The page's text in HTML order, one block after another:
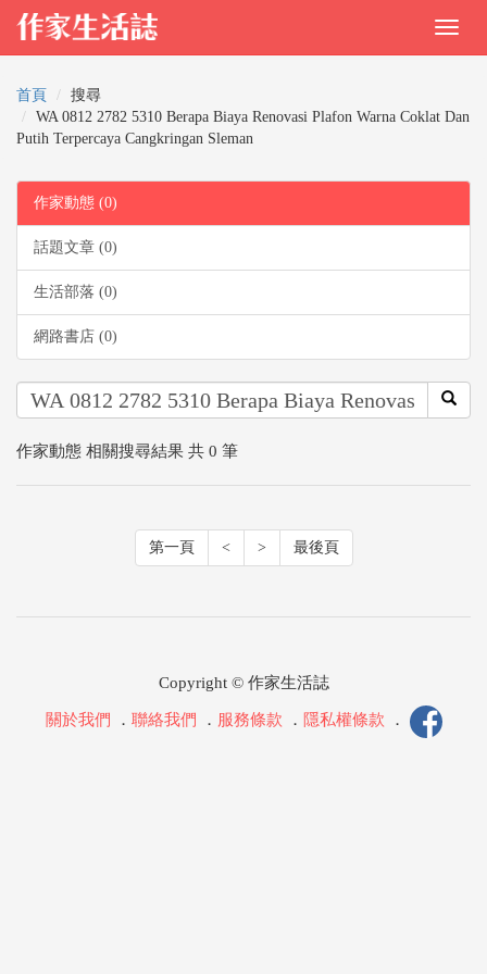
首頁
搜尋
WA 0812 2782 5310 Berapa Biaya Renovasi Plafon Warna Coklat Dan
Putih Terpercaya Cangkringan Sleman
作家動態 (0)
話題文章 (0)
生活部落 (0)
網路書店 (0)
作家動態 相關搜尋結果 共 0 筆
第一頁 < > 最後頁
Copyright © 作家生活誌
關於我們 ． 聯絡我們 ． 服務條款 ． 隱私權條款 ．